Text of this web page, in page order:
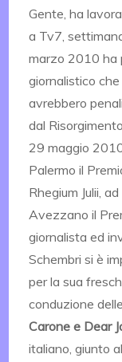
Gente, ha
a Tv7,
marzo 2010 ha
giornalistico
avrebbero
dal
29 maggio
Palermo il
Rhegium Julii,
Avezzano il
giornalista ed
Schembri si è
per la sua
conduzione
Carone e Dear
italiano, giunto